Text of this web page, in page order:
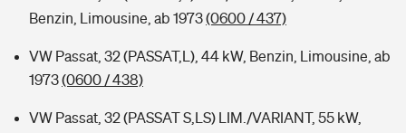
Kinderunfall-Check: Mehr Sicherheit für deine Kids
Benzin, Limousine, ab 1973(0600 / 437)
VW Passat, 32 (PASSAT,L), 44 kW, Benzin, Limousine, ab
1973(0600 / 438)
VW Passat, 32 (PASSAT S,LS) LIM./VARIANT, 55 kW,